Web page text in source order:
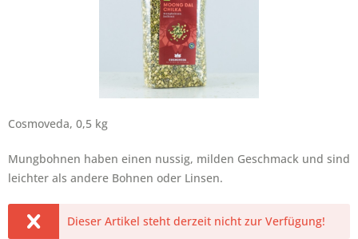
Cosmoveda, 0,5 kg
Mungbohnen haben einen nussig, milden Geschmack und sind
leichter als andere Bohnen oder Linsen.
Dieser Artikel steht derzeit nicht zur Verfügung!